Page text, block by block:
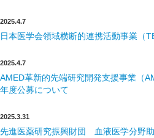
2025.4.7
日本医学会領域横断的連携活動事業（
2025.4.7
AMED革新的先端研究開発支援事業（
年度公募について
2025.3.31
先進医薬研究振興財団 血液医学分野